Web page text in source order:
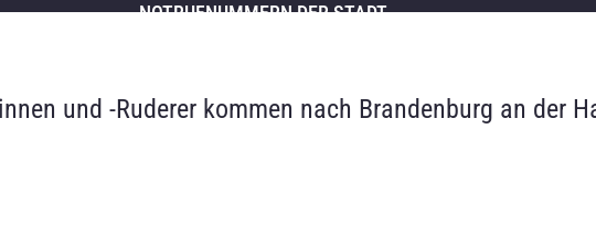
NOTRUFNUMMERN DER STADT
und -Ruderer kommen nach Brandenburg an der